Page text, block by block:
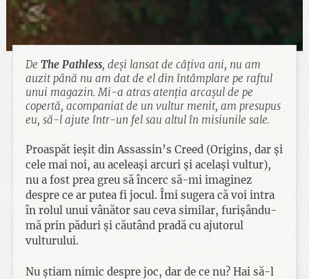
De The Pathless, deși lansat de câțiva ani, nu am
auzit până nu am dat de el din întâmplare pe raftul
unui magazin. Mi-a atras atenția arcașul de pe
copertă, acompaniat de un vultur menit, am presupus
eu, să-l ajute într-un fel sau altul în misiunile sale.
Proaspăt ieșit din Assassin’s Creed (Origins, dar și
cele mai noi, au aceleași arcuri și același vultur),
nu a fost prea greu să încerc să-mi imaginez
despre ce ar putea fi jocul. Îmi sugera că voi intra
în rolul unui vânător sau ceva similar, furișându-
mă prin păduri și căutând pradă cu ajutorul
vulturului.
Nu știam nimic despre joc, dar de ce nu? Hai să-l